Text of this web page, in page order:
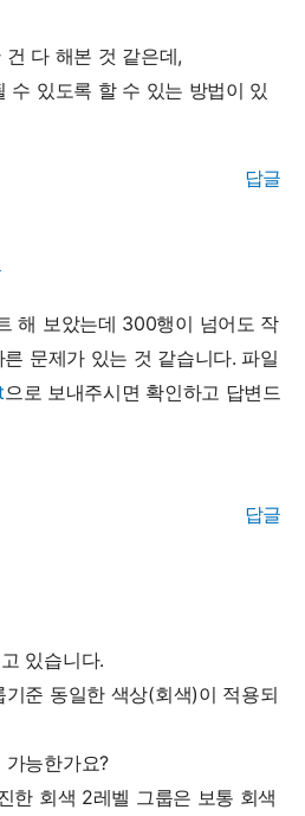
다 해본 것 같은데,
수 있도록 할 수 있는 방법이 있
답글
해 보았는데 300행이 넘어도 작
문제가 있는 것 같습니다. 파일
으로 보내주시면 확인하고 답변드
답글
있습니다.
준 동일한 색상(회색)이 적용되
능한가요?
한 회색 2레벨 그룹은 보통 회색